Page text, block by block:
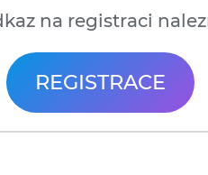
na registraci
REGISTRACE